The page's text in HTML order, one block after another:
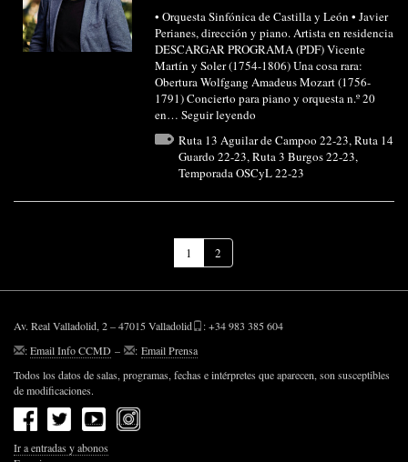
• Orquesta Sinfónica de Castilla y León • Javier
Perianes, dirección y piano. Artista en residencia
DESCARGAR PROGRAMA (PDF) Vicente
Martín y Soler (1754-1806) Una cosa rara:
Obertura Wolfgang Amadeus Mozart (1756-
1791) Concierto para piano y orquesta n.º 20
en… Seguir leyendo
Ruta 13 Aguilar de Campoo 22-23,Ruta 14
Guardo 22-23,Ruta 3 Burgos 22-23,
Temporada OSCyL 22-23
1
(Página
actual)
2
Av. Real Valladolid, 2 – 47015 Valladolid
: +34 983 385 604
:Email Info CCMD – : Email Prensa
Todos los datos de salas, programas, fechas e intérpretes que aparecen, son susceptibles
de modificaciones.
Ir a entradas y abonos